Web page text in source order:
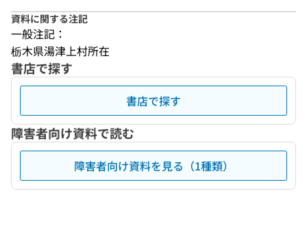
資料に関する注記
一般注記：
栃木県湯津上村所在
書店で探す
書店で探す
障害者向け資料で読む
障害者向け資料を見る（1種類）